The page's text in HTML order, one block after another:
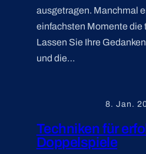
ausgetragen. Manchmal
einfachsten Momente die
Lassen Sie Ihre
und die…
8. Jan.
Techniken für
Doppelspiele